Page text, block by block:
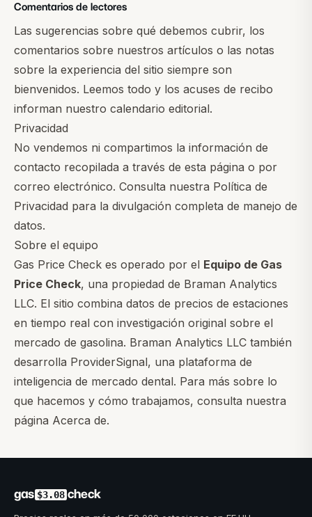
Comentarios de lectores
Las sugerencias sobre qué debemos cubrir, los
comentarios sobre nuestros artículos o las notas
sobre la experiencia del sitio siempre son
bienvenidos. Leemos todo y los acuses de recibo
informan nuestro calendario editorial.
Privacidad
No vendemos ni compartimos la información de
contacto recopilada a través de esta página o por
correo electrónico. Consulta nuestra Política de
Privacidad para la divulgación completa de manejo de
datos.
Sobre el equipo
Gas Price Check es operado por el Equipo de Gas
Price Check, una propiedad de Braman Analytics
LLC. El sitio combina datos de precios de estaciones
en tiempo real con investigación original sobre el
mercado de gasolina. Braman Analytics LLC también
desarrolla ProviderSignal, una plataforma de
inteligencia de mercado dental. Para más sobre lo
que hacemos y cómo trabajamos, consulta nuestra
página Acerca de.
gas $3.08 check